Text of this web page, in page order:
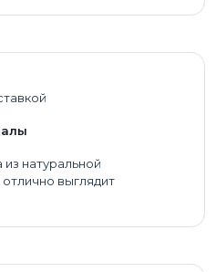
натуральной
выглядит